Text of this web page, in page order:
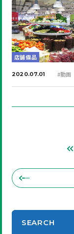
店舗備品
2020.07.01 #動画
SEARCH